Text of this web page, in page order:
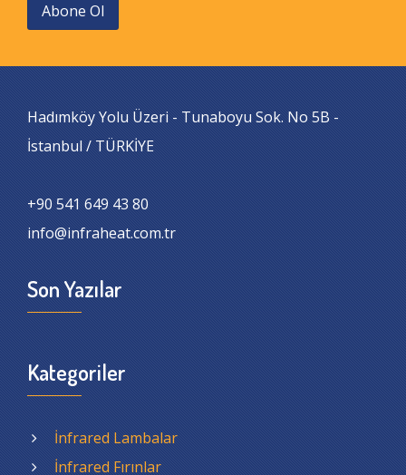
Abone Ol
Hadımköy Yolu Üzeri - Tunaboyu Sok. No 5B -
İstanbul / TÜRKİYE
+90 541 649 43 80
info@infraheat.com.tr
Son Yazılar
Kategoriler
İnfrared Lambalar
İnfrared Fırınlar